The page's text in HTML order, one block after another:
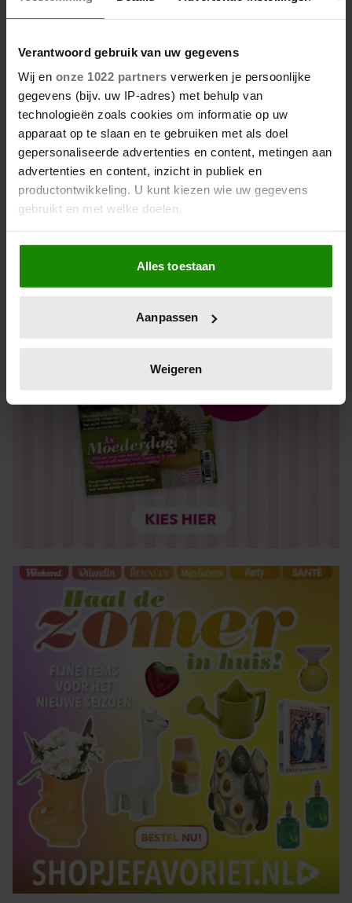
Verantwoord gebruik van uw gegevens
Wij en onze 1022 partners verwerken je persoonlijke
gegevens (bijv. uw IP-adres) met behulp van
technologieën zoals cookies om informatie op uw
apparaat op te slaan en te gebruiken met als doel
gepersonaliseerde advertenties en content, metingen aan
advertenties en content, inzicht in publiek en
productontwikkeling. U kunt kiezen wie uw gegevens
gebruikt en met welke doelen.
Als u het toestaat, willen we ook graag:
Informatie verzamelen over uw geografische locatie,
die tot een paar meter nauwkeurig kan zijn
op specifieke eigenschappen (fingerprinting)
verwerkt en stel uw voorkeuren in het
intrekken in de Cookieverklaring.
We gebruiken cookies om content en advertenties te
personaliseren, om functies voor social media te bieden
en om ons websiteverkeer te analyseren. Ook delen we
informatie over uw gebruik van onze site met onze
partners voor social media, adverteren en analyse. Deze
verzameld op basis van uw gebruik van hun services. U
gaat akkoord met onze cookies als u onze website blijft
gebruiken.
Alles toestaan
Aanpassen
Weigeren
De nieuwe Mijn Geheim ligt nu in de winkel
Abonneren
Digitaal lezen
Los kopen